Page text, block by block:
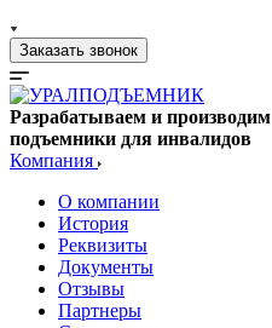
Заказать звонок
Разрабатываем и производим
подъемники для инвалидов
Компания
О компании
История
Реквизиты
Документы
Отзывы
Партнеры